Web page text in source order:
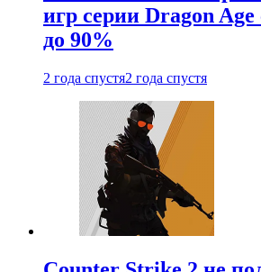
игр серии Dragon
до 90%
2 года спустя2 года спустя